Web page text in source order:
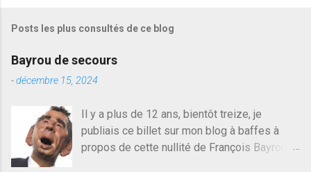
t
e
r
u
m
m
e
n
Posts les plus consultés de ce blog
Bayrou de secours
-décembre 15, 2024
Il y a plus de 12 ans, bientôt treize, je
publiais ce billet sur mon blog à baffes à
propos de cette nullité de François Bayrou. Il